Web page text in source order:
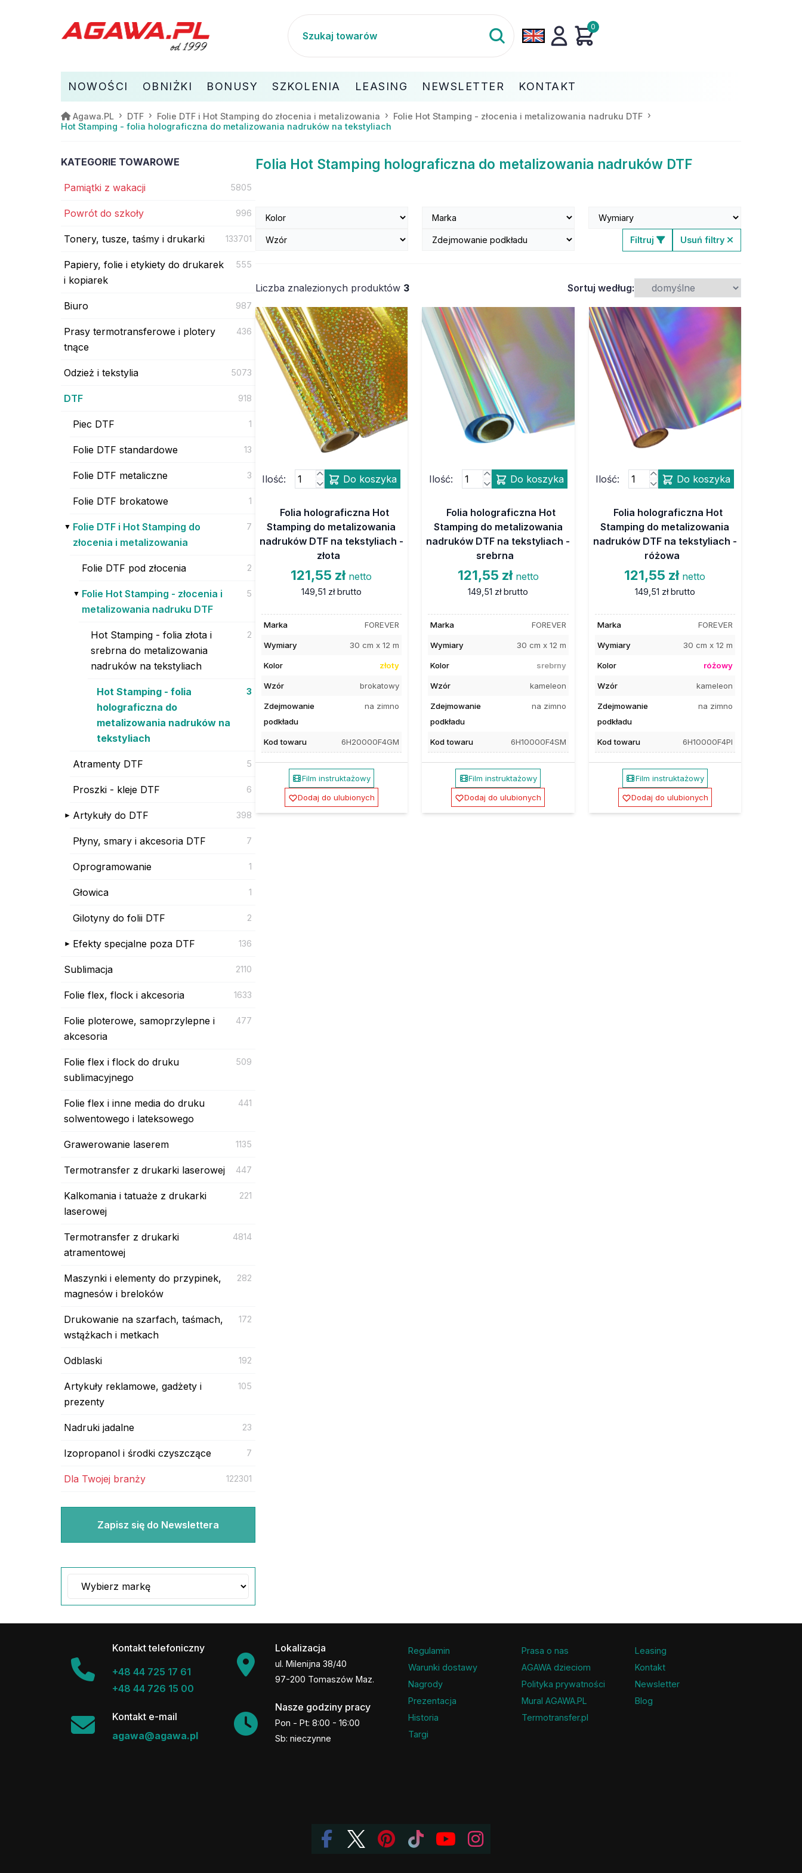
0
NOWOŚCI OBNIŻKI BONUSY SZKOLENIA LEASING NEWSLETTER KONTAKT
Agawa.PL DTF Folie DTF i Hot Stamping do złocenia i metalizowania
Folie Hot Stamping - złocenia i metalizowania nadruku DTF
Hot Stamping - folia holograficzna do metalizowania nadruków na tekstyliach
KATEGORIE TOWAROWE
Pamiątki z wakacji 5805
Powrót do szkoły 996
Tonery, tusze, taśmy i drukarki 133701
Papiery, folie i etykiety do drukarek
i kopiarek
555
Biuro 987
Prasy termotransferowe i plotery
tnące
436
Odzież i tekstylia 5073
DTF 918
Piec DTF 1
Folie DTF standardowe 13
Folie DTF metaliczne 3
Folie DTF brokatowe 1
Folie DTF i Hot Stamping do
złocenia i metalizowania
7
Folie DTF pod złocenia 2
Folie Hot Stamping - złocenia i
metalizowania nadruku DTF
5
Hot Stamping - folia złota i
srebrna do metalizowania
nadruków na tekstyliach
2
Hot Stamping - folia
holograficzna do
metalizowania nadruków na
tekstyliach
3
Atramenty DTF 5
Proszki - kleje DTF 6
Artykuły do DTF 398
Płyny, smary i akcesoria DTF 7
Oprogramowanie 1
Głowica 1
Gilotyny do folii DTF 2
Efekty specjalne poza DTF 136
Sublimacja 2110
Folie flex, flock i akcesoria 1633
Folie ploterowe, samoprzylepne i
akcesoria
477
Folie flex i flock do druku
sublimacyjnego
509
Folie flex i inne media do druku
solwentowego i lateksowego
441
Grawerowanie laserem 1135
Termotransfer z drukarki laserowej 447
Kalkomania i tatuaże z drukarki
laserowej
221
Termotransfer z drukarki
atramentowej
4814
Maszynki i elementy do przypinek,
magnesów i breloków
282
Drukowanie na szarfach, taśmach,
wstążkach i metkach
172
Odblaski 192
Artykuły reklamowe, gadżety i
prezenty
105
Nadruki jadalne 23
Izopropanol i środki czyszczące 7
Dla Twojej branży 122301
Zapisz się do Newslettera
Folia Hot Stamping holograficzna do metalizowania nadruków DTF
Filtruj Usuń filtry
Liczba znalezionych produktów 3 Sortuj według:
Ilość: Do koszyka
Folia holograficzna Hot
Stamping do metalizowania
nadruków DTF na tekstyliach -
złota
121,55 zł netto
149,51 zł brutto
Marka FOREVER
Wymiary 30 cm x 12 m
Kolor złoty
Wzór brokatowy
Zdejmowanie
podkładu
na zimno
Kod towaru 6H20000F4GM
Film instruktażowy
Dodaj do ulubionych
Ilość: Do koszyka
Folia holograficzna Hot
Stamping do metalizowania
nadruków DTF na tekstyliach -
srebrna
121,55 zł netto
149,51 zł brutto
Marka FOREVER
Wymiary 30 cm x 12 m
Kolor srebrny
Wzór kameleon
Zdejmowanie
podkładu
na zimno
Kod towaru 6H10000F4SM
Film instruktażowy
Dodaj do ulubionych
Ilość: Do koszyka
Folia holograficzna Hot
Stamping do metalizowania
nadruków DTF na tekstyliach -
różowa
121,55 zł netto
149,51 zł brutto
Marka FOREVER
Wymiary 30 cm x 12 m
Kolor różowy
Wzór kameleon
Zdejmowanie
podkładu
na zimno
Kod towaru 6H10000F4PI
Film instruktażowy
Dodaj do ulubionych
Kontakt telefoniczny
+48 44 725 17 61
+48 44 726 15 00
Kontakt e-mail
agawa@agawa.pl
Lokalizacja
ul. Milenijna 38/40
97-200 Tomaszów Maz.
Nasze godziny pracy
Pon - Pt: 8:00 - 16:00
Sb: nieczynne
Regulamin
Warunki dostawy
Nagrody
Prezentacja
Historia
Targi
Prasa o nas
AGAWA dzieciom
Polityka prywatności
Mural AGAWA.PL
Termotransfer.pl
Leasing
Kontakt
Newsletter
Blog